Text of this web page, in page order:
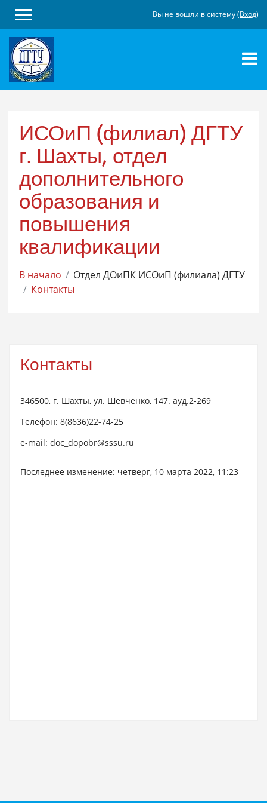
Перейти
основному
содержанию
Вы не вошли в систему (Вход)
ИСОиП (филиал) ДГТУ
г. Шахты, отдел
дополнительного
образования и
повышения
квалификации
В начало
Отдел ДОиПК ИСОиП (филиала) ДГТУ
Контакты
Контакты
346500, г. Шахты, ул. Шевченко, 147. ауд.2-269
Телефон: 8(8636)22-74-25
e-mail: doc_dopobr@sssu.ru
Последнее изменение: четверг, 10 марта 2022, 11:23